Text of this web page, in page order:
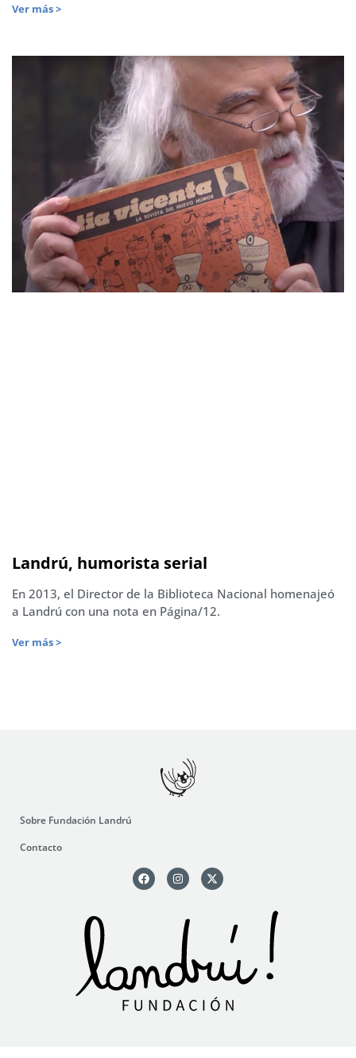
Ver más >
Landrú, humorista serial
En 2013, el Director de la Biblioteca Nacional homenajeó
a Landrú con una nota en Página/12.
Ver más >
Sobre Fundación Landrú
Contacto